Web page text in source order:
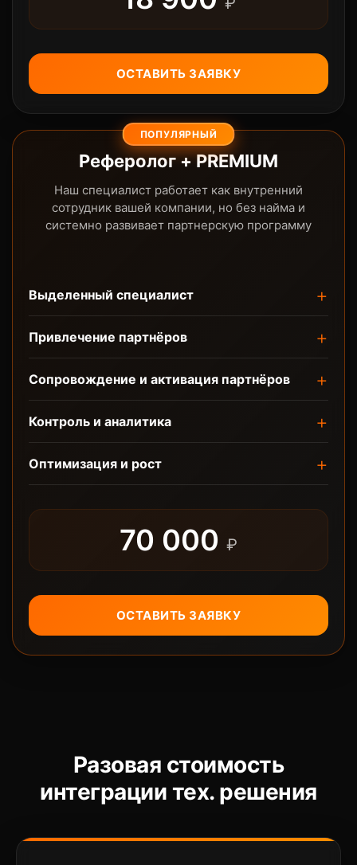
ОСТАВИТЬ ЗАЯВКУ
ПОПУЛЯРНЫЙ
Реферолог + PREMIUM
Наш специалист работает как внутренний
сотрудник вашей компании, но без найма и
системно развивает партнерскую программу
Выделенный специалист
Привлечение партнёров
Сопровождение и активация партнёров
Контроль и аналитика
Оптимизация и рост
70 000 ₽
ОСТАВИТЬ ЗАЯВКУ
Разовая стоимость
интеграции тех. решения